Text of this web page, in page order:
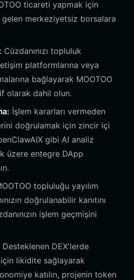
ticareti yapmak için
gelen merkeziyetsiz borsalara
Cüzdanınızı topluluk
platformlarına veya
bağlayarak MOOTOO
olarak dahil olun.
İşlem kararları vermeden
doğrulamak için zincir içi
gibi AI analiz
üzere entegre DApp
topluluğu yayılım
doğrulanabilir kanıtını
işlem geçmişini
Desteklenen DEX'lerde
likidite sağlayarak
katılın, projenin token